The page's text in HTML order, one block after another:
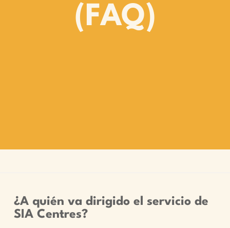
(FAQ)
¿A quién va dirigido el servicio de
SIA Centres?